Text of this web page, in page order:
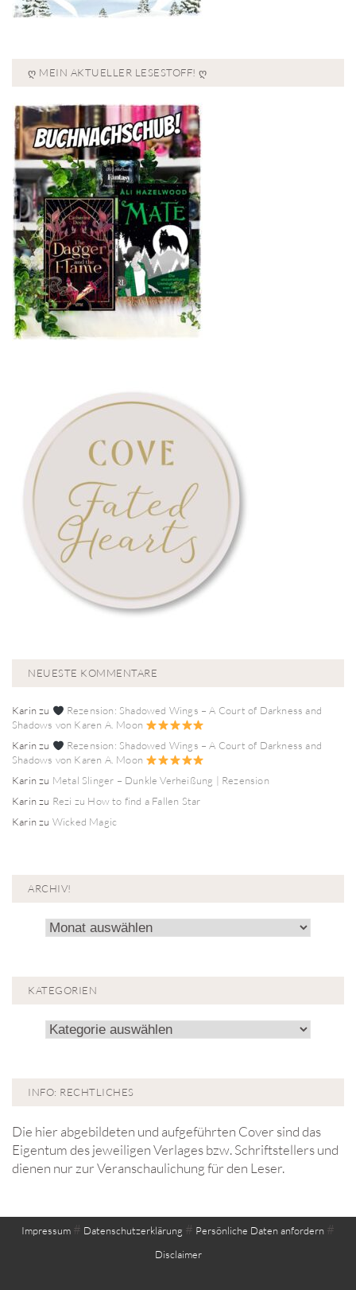
Ღ MEIN AKTUELLER LESESTOFF! Ღ
NEUESTE KOMMENTARE
Karinzu
Rezension: Shadowed Wings – A Court of Darkness and
Shadows von Karen A. Moon
Karinzu
Rezension: Shadowed Wings – A Court of Darkness and
Shadows von Karen A. Moon
Karinzu Metal Slinger – Dunkle Verheißung | Rezension
Karinzu Rezi zu How to find a Fallen Star
Karinzu Wicked Magic
ARCHIV!
Archiv!
KATEGORIEN
Kategorien
INFO: RECHTLICHES
Die hier abgebildeten und aufgeführten Cover sind das
Eigentum des jeweiligen Verlages bzw. Schriftstellers und
dienen nur zur Veranschaulichung für den Leser.
Impressum # Datenschutzerklärung # Persönliche Daten anfordern #
Disclaimer